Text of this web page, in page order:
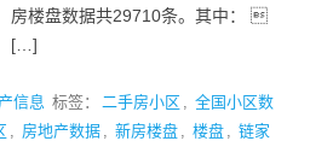
房楼盘数据共29710条。其中： 
[…]
信息 标签： 二手房小区 , 全国小区数
, 房地产数据 , 新房楼盘 , 楼盘 , 链家